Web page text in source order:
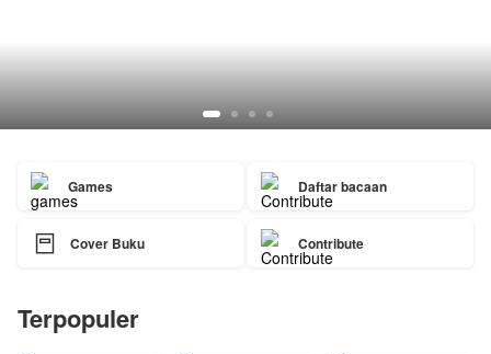
Games Daftar bacaan
 Cover Buku Contribute
Terpopuler